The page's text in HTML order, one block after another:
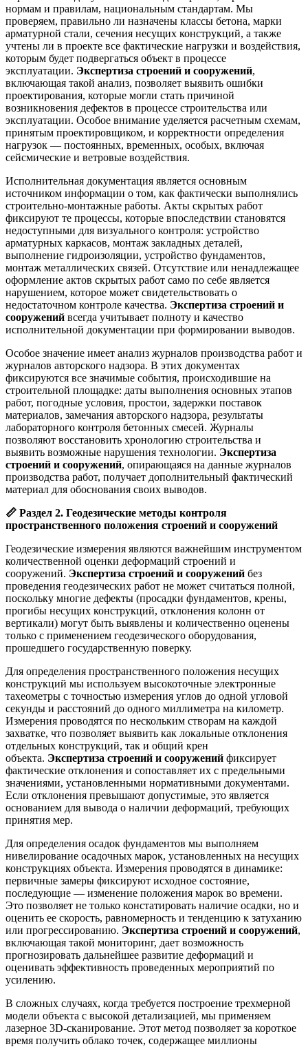
нормам и правилам, национальным стандартам. Мы
проверяем, правильно ли назначены классы бетона, марки
арматурной стали, сечения несущих конструкций, а также
учтены ли в проекте все фактические нагрузки и воздействия,
которым будет подвергаться объект в процессе
эксплуатации. Экспертиза строений и сооружений,
включающая такой анализ, позволяет выявить ошибки
проектирования, которые могли стать причиной
возникновения дефектов в процессе строительства или
эксплуатации. Особое внимание уделяется расчетным схемам,
принятым проектировщиком, и корректности определения
нагрузок — постоянных, временных, особых, включая
сейсмические и ветровые воздействия.
Исполнительная документация является основным
источником информации о том, как фактически выполнялись
строительно-монтажные работы. Акты скрытых работ
фиксируют те процессы, которые впоследствии становятся
недоступными для визуального контроля: устройство
арматурных каркасов, монтаж закладных деталей,
выполнение гидроизоляции, устройство фундаментов,
монтаж металлических связей. Отсутствие или ненадлежащее
оформление актов скрытых работ само по себе является
нарушением, которое может свидетельствовать о
недостаточном контроле качества. Экспертиза строений и
сооружений всегда учитывает полноту и качество
исполнительной документации при формировании выводов.
Особое значение имеет анализ журналов производства работ и
журналов авторского надзора. В этих документах
фиксируются все значимые события, происходившие на
строительной площадке: даты выполнения основных этапов
работ, погодные условия, простои, задержки поставок
материалов, замечания авторского надзора, результаты
лабораторного контроля бетонных смесей. Журналы
позволяют восстановить хронологию строительства и
выявить возможные нарушения технологии. Экспертиза
строений и сооружений, опирающаяся на данные журналов
производства работ, получает дополнительный фактический
материал для обоснования своих выводов.
📏 Раздел 2. Геодезические методы контроля
пространственного положения строений и сооружений
Геодезические измерения являются важнейшим инструментом
количественной оценки деформаций строений и
сооружений. Экспертиза строений и сооружений без
проведения геодезических работ не может считаться полной,
поскольку многие дефекты (просадки фундаментов, крены,
прогибы несущих конструкций, отклонения колонн от
вертикали) могут быть выявлены и количественно оценены
только с применением геодезического оборудования,
прошедшего государственную поверку.
Для определения пространственного положения несущих
конструкций мы используем высокоточные электронные
тахеометры с точностью измерения углов до одной угловой
секунды и расстояний до одного миллиметра на километр.
Измерения проводятся по нескольким створам на каждой
захватке, что позволяет выявить как локальные отклонения
отдельных конструкций, так и общий крен
объекта. Экспертиза строений и сооружений фиксирует
фактические отклонения и сопоставляет их с предельными
значениями, установленными нормативными документами.
Если отклонения превышают допустимые, это является
основанием для вывода о наличии деформаций, требующих
принятия мер.
Для определения осадок фундаментов мы выполняем
нивелирование осадочных марок, установленных на несущих
конструкциях объекта. Измерения проводятся в динамике:
первичные замеры фиксируют исходное состояние,
последующие — изменение положения марок во времени.
Это позволяет не только констатировать наличие осадки, но и
оценить ее скорость, равномерность и тенденцию к затуханию
или прогрессированию. Экспертиза строений и сооружений,
включающая такой мониторинг, дает возможность
прогнозировать дальнейшее развитие деформаций и
оценивать эффективность проведенных мероприятий по
усилению.
В сложных случаях, когда требуется построение трехмерной
модели объекта с высокой детализацией, мы применяем
лазерное 3D-сканирование. Этот метод позволяет за короткое
время получить облако точек, содержащее миллионы